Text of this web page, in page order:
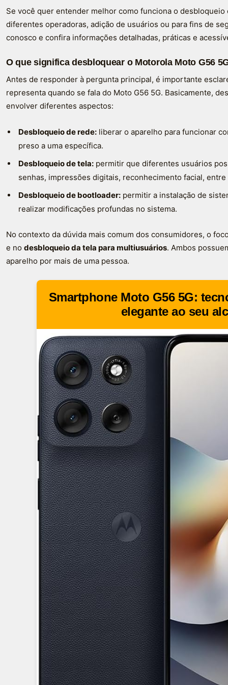
Se você quer entender melhor como funciona o desbloqueio
diferentes operadoras, adição de usuários ou para fins de
conosco e confira informações detalhadas, práticas e
O que significa desbloquear o Motorola Moto G56
Antes de responder à pergunta principal, é importante
representa quando se fala do Moto G56 5G. Basicamente,
envolver diferentes aspectos:
Desbloqueio de rede: liberar o aparelho para funcionar
preso a uma específica.
Desbloqueio de tela: permitir que diferentes usuários
senhas, impressões digitais, reconhecimento facial,
Desbloqueio de bootloader: permitir a instalação de
realizar modificações profundas no sistema.
No contexto da dúvida mais comum dos consumidores, o
e no desbloqueio da tela para multiusuários. Ambos
aparelho por mais de uma pessoa.
Smartphone Moto G56 5G:
elegante ao seu